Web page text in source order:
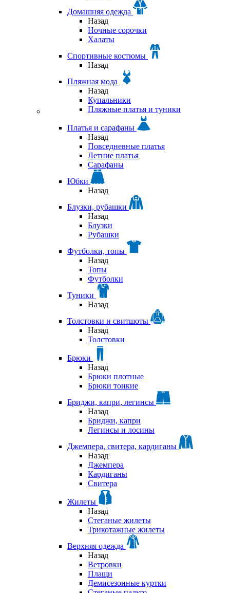
Домашняя одежда
Назад
Ночные сорочки
Халаты
Спортивные костюмы
Назад
Пляжная мода
Назад
Купальники
Пляжные платья и туники
Платья и сарафаны
Назад
Повседневные платья
Летние платья
Сарафаны
Юбки
Назад
Блузки, рубашки
Назад
Блузки
Рубашки
Футболки, топы
Назад
Топы
Футболки
Туники
Назад
Толстовки и свитшоты
Назад
Толстовки
Брюки
Назад
Брюки плотные
Брюки тонкие
Бриджи, капри, легинсы
Назад
Бриджи, капри
Легинсы и лосины
Джемпера, свитера, кардиганы
Назад
Джемпера
Кардиганы
Свитера
Жилеты
Назад
Стеганые жилеты
Трикотажные жилеты
Верхняя одежда
Назад
Ветровки
Плащи
Демисезонные куртки